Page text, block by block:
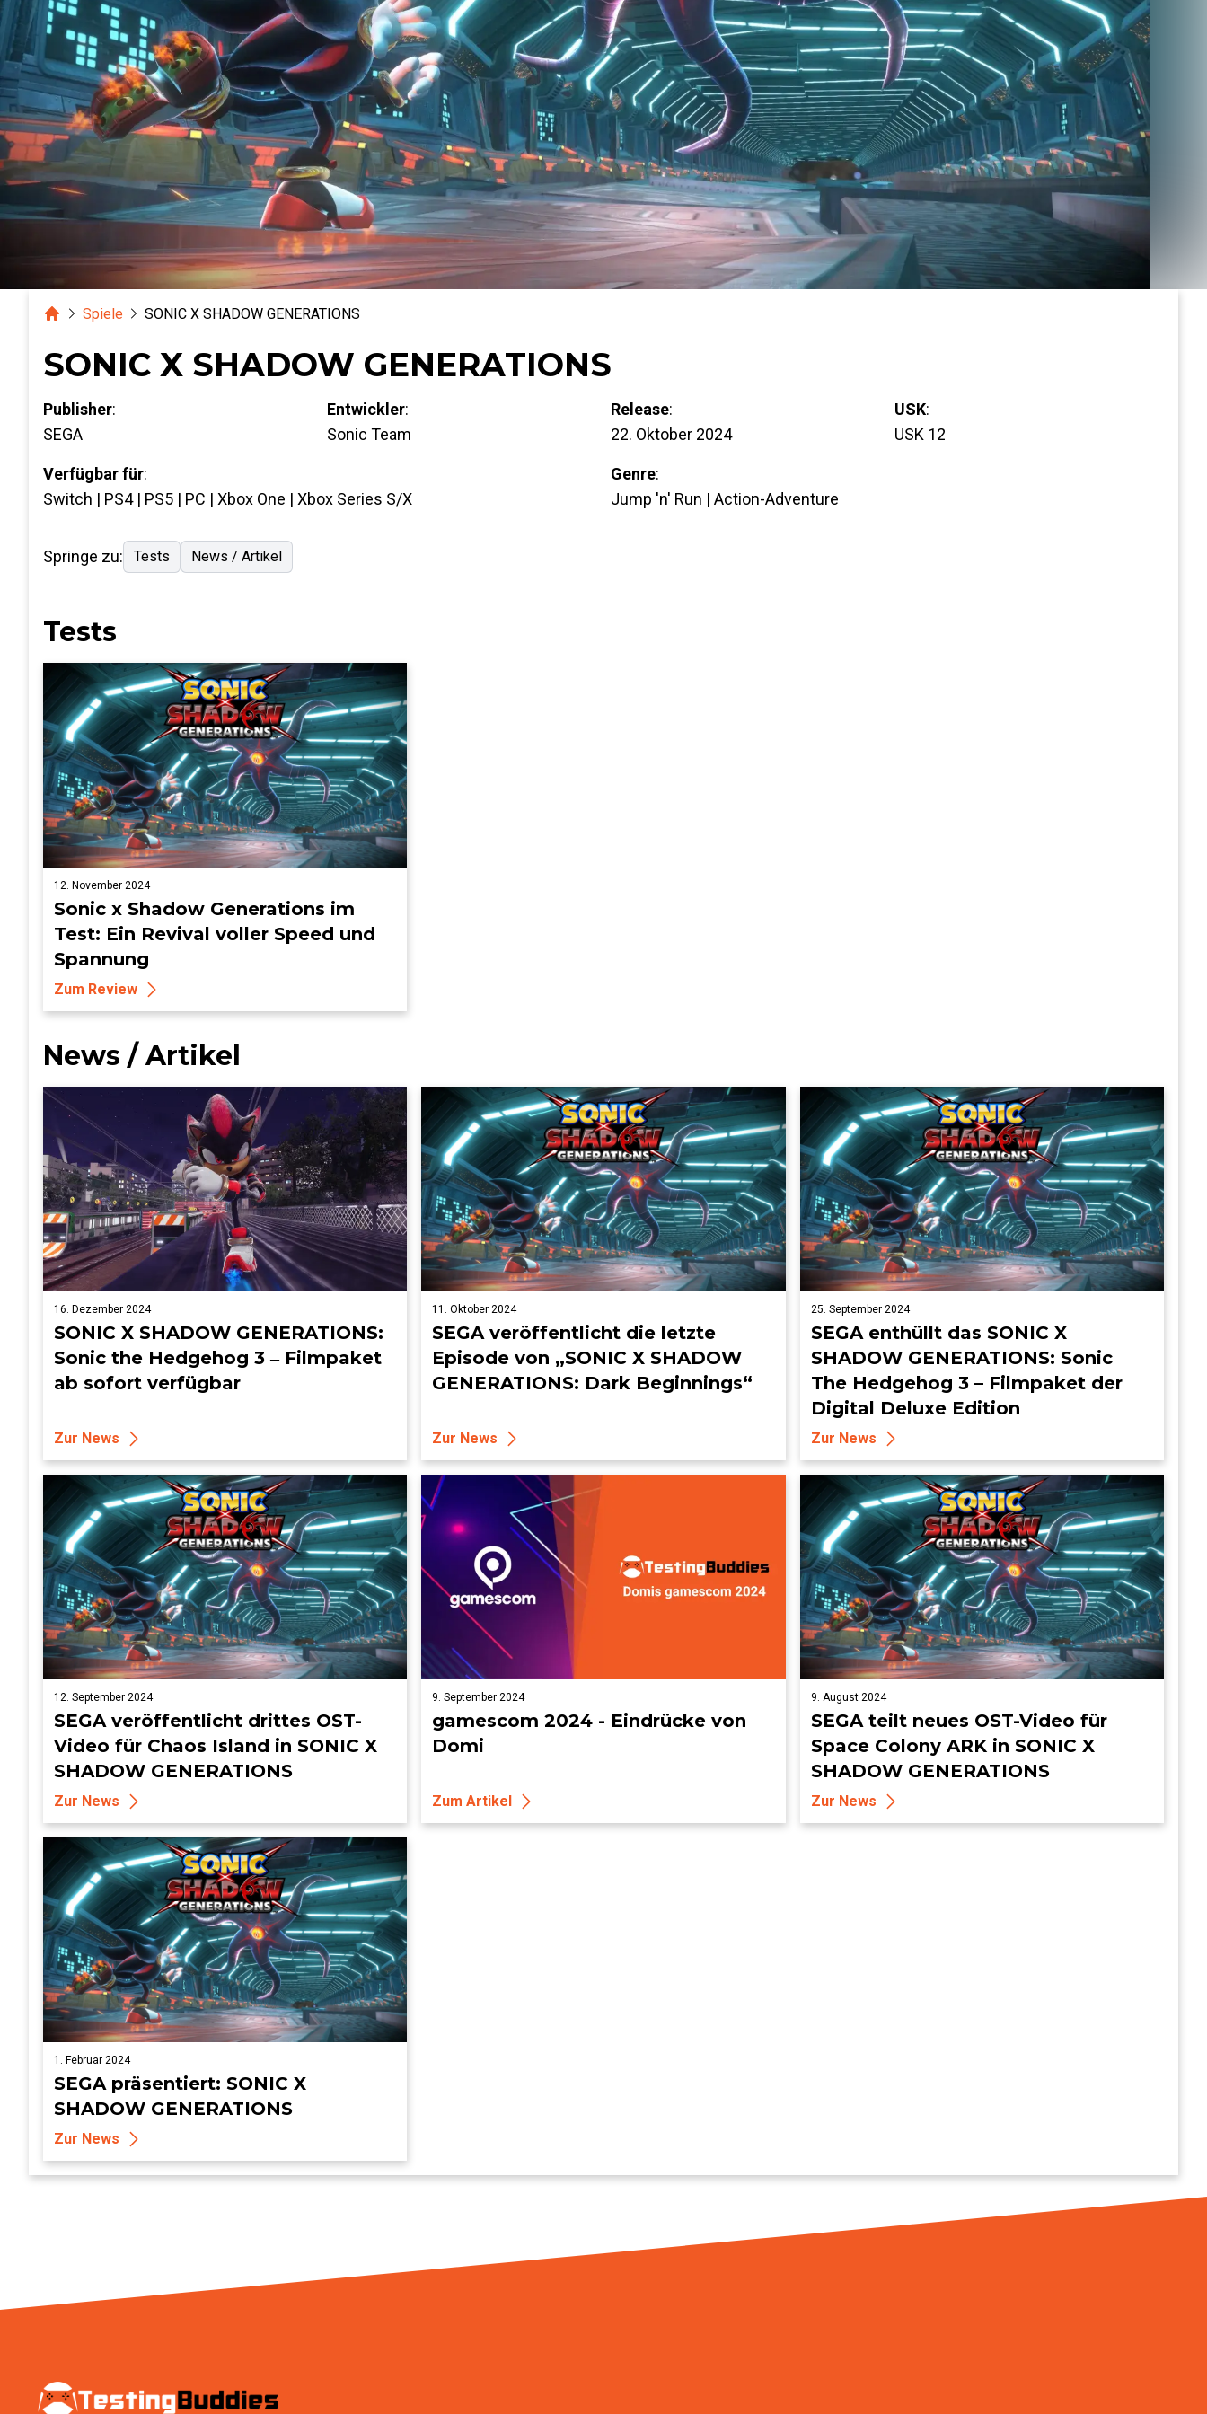
HomeSpiele SONIC X SHADOW GENERATIONS
SONIC X SHADOW GENERATIONS
Publisher:
SEGA
Entwickler:
Sonic Team
Release:
22. Oktober 2024
USK:
USK 12
Verfügbar für:
Switch | PS4 | PS5 | PC | Xbox One | Xbox Series S/X
Genre:
Jump 'n' Run | Action-Adventure
Springe zu: Tests News / Artikel
Tests
12. November 2024
Sonic x Shadow Generations im
Test: Ein Revival voller Speed und
Spannung
Zum Review
News / Artikel
16. Dezember 2024
SONIC X SHADOW GENERATIONS:
Sonic the Hedgehog 3 ‒ Filmpaket
ab sofort verfügbar
Zur News
11. Oktober 2024
SEGA veröffentlicht die letzte
Episode von „SONIC X SHADOW
GENERATIONS: Dark Beginnings“
Zur News
25. September 2024
SEGA enthüllt das SONIC X
SHADOW GENERATIONS: Sonic
The Hedgehog 3 – Filmpaket der
Digital Deluxe Edition
Zur News
12. September 2024
SEGA veröffentlicht drittes OST-
Video für Chaos Island in SONIC X
SHADOW GENERATIONS
Zur News
9. September 2024
gamescom 2024 - Eindrücke von
Domi
Zum Artikel
9. August 2024
SEGA teilt neues OST-Video für
Space Colony ARK in SONIC X
SHADOW GENERATIONS
Zur News
1. Februar 2024
SEGA präsentiert: SONIC X
SHADOW GENERATIONS
Zur News